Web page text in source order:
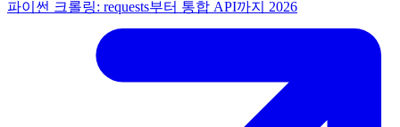
파이썬 크롤링: requests부터 통합 API까지 2026